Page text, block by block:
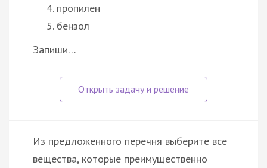
пропилен
бензол
Запиши…
Из предложенного перечня выберите все
вещества, которые преимущественно